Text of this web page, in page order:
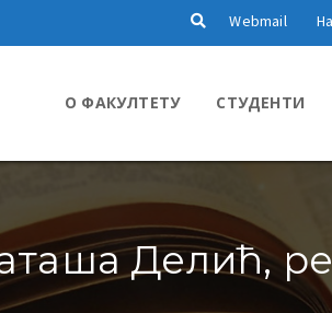
Webmail
О ФАКУЛТЕТУ СТУДЕНТИ
Делић,